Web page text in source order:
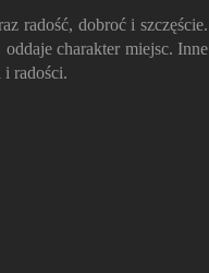
radość, dobroć i szczęście.
charakter miejsc. Inne
i radości.